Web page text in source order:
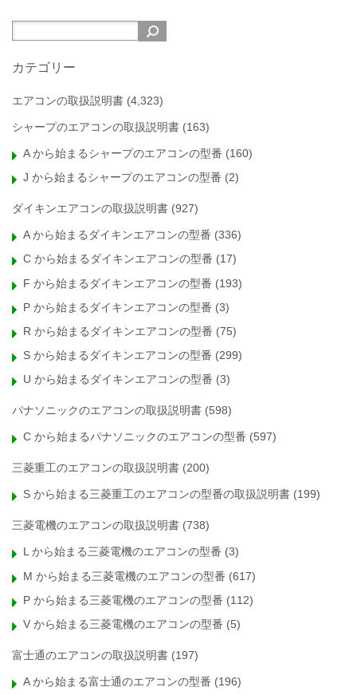
カテゴリー
エアコンの取扱説明書 (4,323)
シャープのエアコンの取扱説明書 (163)
A から始まるシャープのエアコンの型番 (160)
J から始まるシャープのエアコンの型番 (2)
ダイキンエアコンの取扱説明書 (927)
A から始まるダイキンエアコンの型番 (336)
C から始まるダイキンエアコンの型番 (17)
F から始まるダイキンエアコンの型番 (193)
P から始まるダイキンエアコンの型番 (3)
R から始まるダイキンエアコンの型番 (75)
S から始まるダイキンエアコンの型番 (299)
U から始まるダイキンエアコンの型番 (3)
パナソニックのエアコンの取扱説明書 (598)
C から始まるパナソニックのエアコンの型番 (597)
三菱重工のエアコンの取扱説明書 (200)
S から始まる三菱重工のエアコンの型番の取扱説明書 (199)
三菱電機のエアコンの取扱説明書 (738)
L から始まる三菱電機のエアコンの型番 (3)
M から始まる三菱電機のエアコンの型番 (617)
P から始まる三菱電機のエアコンの型番 (112)
V から始まる三菱電機のエアコンの型番 (5)
富士通のエアコンの取扱説明書 (197)
A から始まる富士通のエアコンの型番 (196)